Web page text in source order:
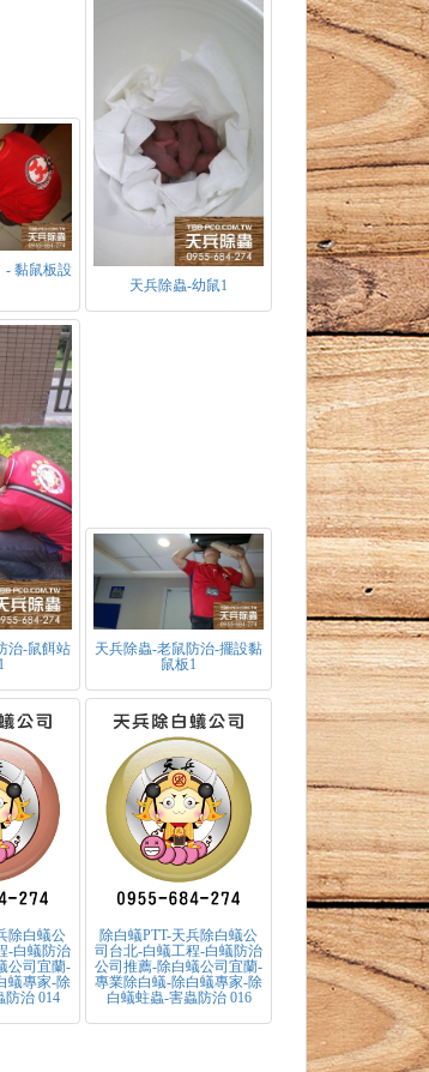
- 黏鼠板設
天兵除蟲-幼鼠1
治-鼠餌站
天兵除蟲-老鼠防治-擺設黏
鼠板1
除白蟻公
-白蟻防治
公司宜蘭-
蟻專家-除
防治 014
除白蟻PTT-天兵除白蟻公
司台北-白蟻工程-白蟻防治
公司推薦-除白蟻公司宜蘭-
專業除白蟻-除白蟻專家-除
白蟻蛀蟲-害蟲防治 016